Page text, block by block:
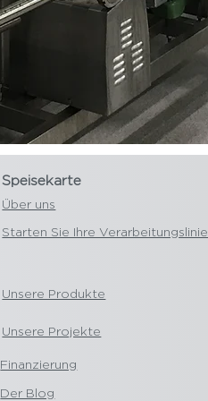
Speisekarte
Über uns
Starten Sie Ihre Verarbeitungslinie
Unsere Produkte
Unsere Projekte
Finanzierung
Der Blog